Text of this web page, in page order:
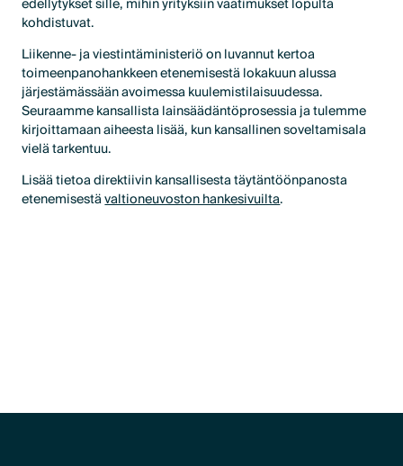
kohdistuvat.
Liikenne- ja viestintäministeriö on luvannut kertoa
toimeenpanohankkeen etenemisestä lokakuun alussa
järjestämässään avoimessa kuulemistilaisuudessa.
Seuraamme kansallista lainsäädäntöprosessia ja tulemme
kirjoittamaan aiheesta lisää, kun kansallinen soveltamisala
vielä tarkentuu.
Lisää tietoa direktiivin kansallisesta täytäntöönpanosta
etenemisestävaltioneuvoston hankesivuilta.